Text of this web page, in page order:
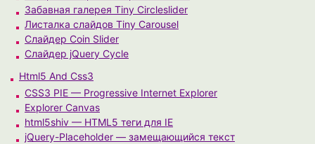
Забавная галерея Tiny Circleslider
Листалка слайдов Tiny Carousel
Слайдер Coin Slider
Слайдер jQuery Cycle
Html5 And Css3
CSS3 PIE — Progressive Internet Explorer
Explorer Canvas
html5shiv — HTML5 теги для IE
jQuery-Placeholder — замещающийся текст